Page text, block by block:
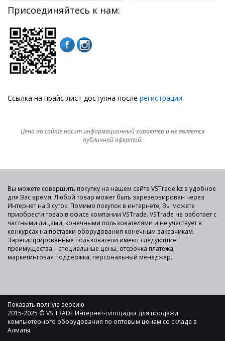
Присоединяйтесь к нам:
Ссылка на прайс-лист доступна после регистрации
Цена на сайте носит информационный характер и не является
публичной офертой.
Вы можете совершить покупку на нашем сайте VSTrade.kz в удобное
для Вас время. Любой товар может быть зарезервирован через
Интернет на 3 суток. Помимо покупок в интернете, Вы можете
приобрести товар в офисе компании VSTrade. VSTrade не работает с
частными лицами, конечными пользователями и не участвует в
конкурсах на поставки оборудования конечным заказчикам.
Зарегистрированные пользователи имеют следующие
преимущества – специальные цены, отсрочка платежа,
маркетинговая поддержка, персональный менеджер.
Показать полную версию
2015-2025 © VS TRADE Интернет-площадка для продажи
компьютерного оборудования по оптовым ценам со склада в
Алматы.